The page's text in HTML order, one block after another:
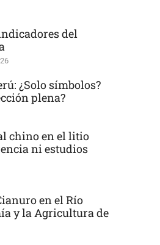
del
¿Solo símbolos?
plena?
chino en el litio
ni estudios
en el Río
y la Agricultura de